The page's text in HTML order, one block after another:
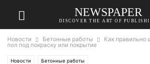
NEWSPAPER
DISCOVER THE ART OF
Новости Бетонные работы
Как правильно
пол под покраску или покрытие
Новости Бетонные работы